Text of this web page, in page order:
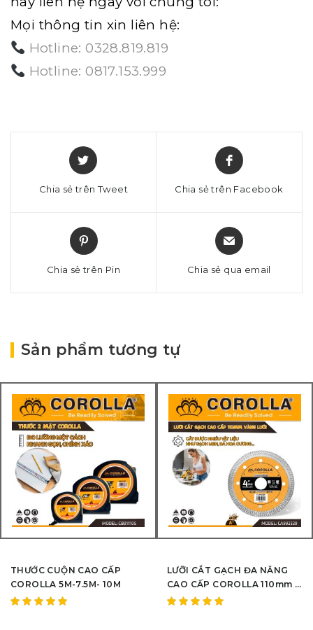
Mọi thông tin xin liên hệ:
Hotline: 0328.819.819
Hotline: 0817.153.999
Chia sẻ trên Tweet Chia sẻ trên Facebook
Chia sẻ trên Pin Chia sẻ qua email
Sản phẩm tương tự
THƯỚC CUỘN CAO CẤP
COROLLA 5M-7.5M- 10M
LƯỠI CẮT GẠCH ĐA NĂNG
CAO CẤP COROLLA 110mm –
CA992329